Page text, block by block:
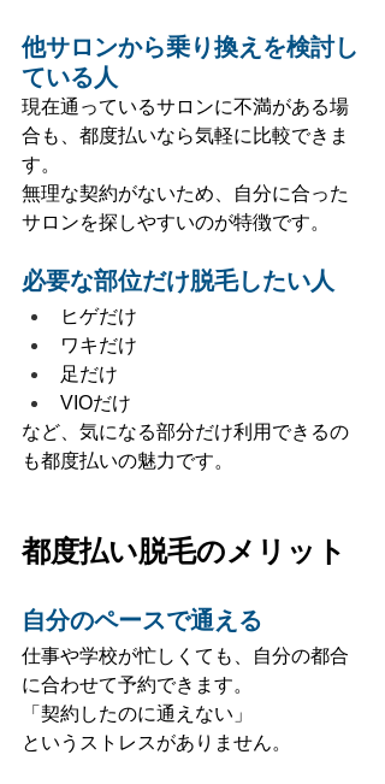
他サロンから乗り換えを検討し
ている人
現在通っているサロンに不満がある場
合も、都度払いなら気軽に比較できま
す。
無理な契約がないため、自分に合った
サロンを探しやすいのが特徴です。
必要な部位だけ脱毛したい人
ヒゲだけ
ワキだけ
足だけ
VIOだけ
など、気になる部分だけ利用できるの
も都度払いの魅力です。
都度払い脱毛のメリット
自分のペースで通える
仕事や学校が忙しくても、自分の都合
に合わせて予約できます。
「契約したのに通えない」
というストレスがありません。